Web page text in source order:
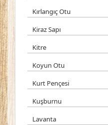
Kırlangıç Otu
Kiraz Sapı
Kitre
Koyun Otu
Kurt Pençesi
Kuşburnu
Lavanta